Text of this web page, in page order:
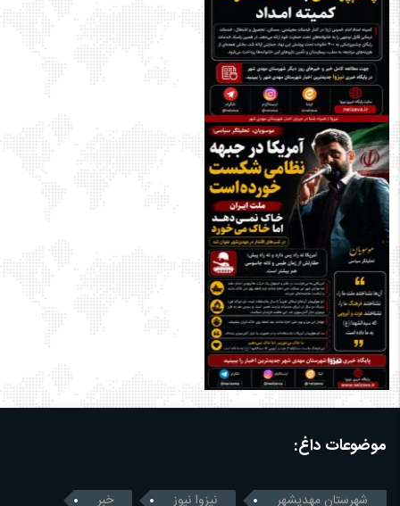
موضوعات داغ:
شهرستان مهدیشهر نیزوا نیوز خبر